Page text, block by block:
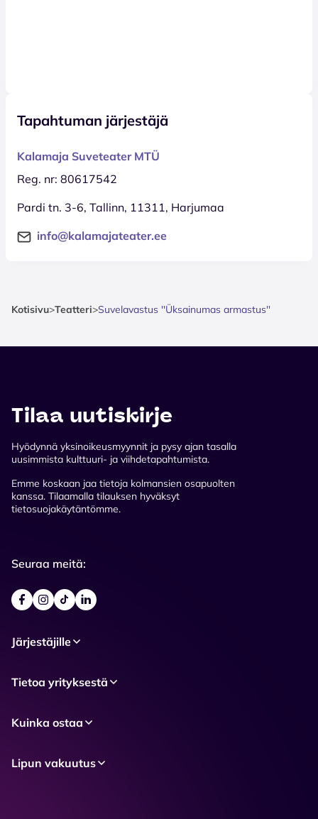
Tapahtuman järjestäjä
Kalamaja Suveteater MTÜ
Reg. nr: 80617542
Pardi tn. 3-6, Tallinn, 11311, Harjumaa
info@kalamajateater.ee
Kotisivu>Teatteri>Suvelavastus ''Üksainumas armastus''
Tilaa uutiskirje
Hyödynnä yksinoikeusmyynnit ja pysy ajan tasalla
uusimmista kulttuuri- ja viihdetapahtumista.
Emme koskaan jaa tietoja kolmansien osapuolten
kanssa. Tilaamalla tilauksen hyväksyt
tietosuojakäytäntömme.
Seuraa meitä:
Järjestäjille
Tietoa yrityksestä
Kuinka ostaa
Lipun vakuutus